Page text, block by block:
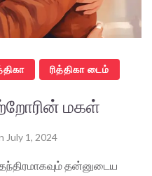
ரித்திகா டைம்
மகள்
July 1, 2024
தன்னுடைய